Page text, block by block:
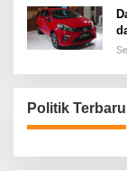
Politik Terbaru